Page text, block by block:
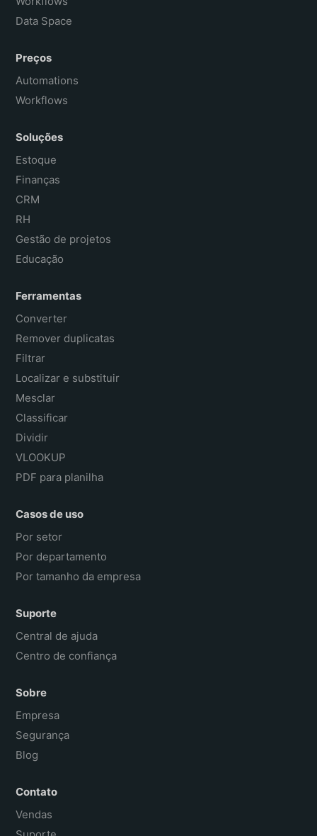
Data Space
Preços
Automations
Workflows
Soluções
Estoque
Finanças
CRM
RH
Gestão de projetos
Educação
Ferramentas
Converter
Remover duplicatas
Filtrar
Localizar e substituir
Mesclar
Classificar
Dividir
VLOOKUP
PDF para planilha
Casos de uso
Por setor
Por departamento
Por tamanho da empresa
Suporte
Central de ajuda
Centro de confiança
Sobre
Empresa
Segurança
Blog
Contato
Vendas